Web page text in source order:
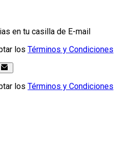
en tu casilla de E-mail
los Términos y Condiciones
los Términos y Condiciones